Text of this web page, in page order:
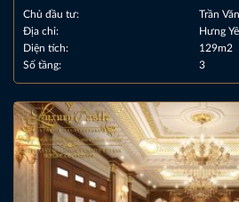
Chủ đầu tư:
Trần
Địa chỉ:
Hưng
Diện tích:
129m2
Số tầng:
3